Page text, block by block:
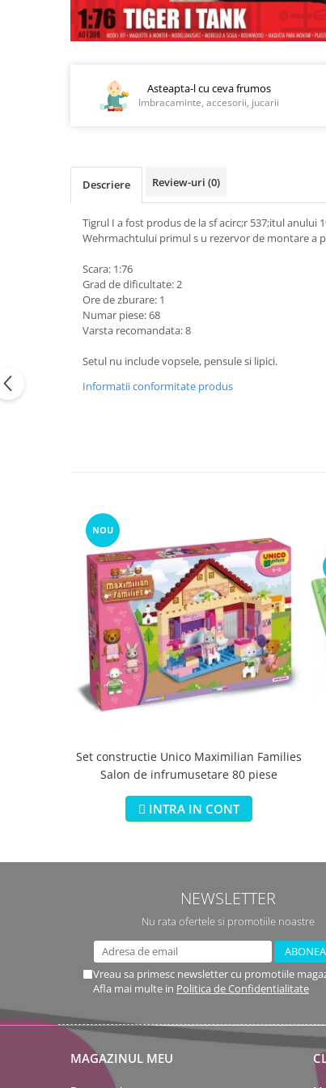
Jucarii si jocuri exterior
Kituri constructie si pictura
Masinute Radiocomanda
Papusi si accesorii
Trenulete Electrice
Biciclete fara pedale
Role, patine cu rotile
Organizatoare
Asteapta-l cu ceva frumos
Imbracaminte, accesorii, jucarii
Descriere Review-uri (0)
Tigrul I a fost produs de la sf acirc;r 537;itul anului
Wehrmachtului primul s u rezervor de montare a
Scara: 1:76
Grad de dificultate: 2
Ore de zburare: 1
Numar piese: 68
Varsta recomandata: 8
Setul nu include vopsele, pensule si lipici.
Informatii conformitate produs
NOU
Set constructie Unico Maximilian Families
Salon de infrumusetare 80 piese
INTRA IN CONT
NEWSLETTER
Nu rata ofertele si promotiile noastre
Vreau sa primesc newsletter cu promotiile
Afla mai multe in Politica de Confidentialitate
MAGAZINUL MEU